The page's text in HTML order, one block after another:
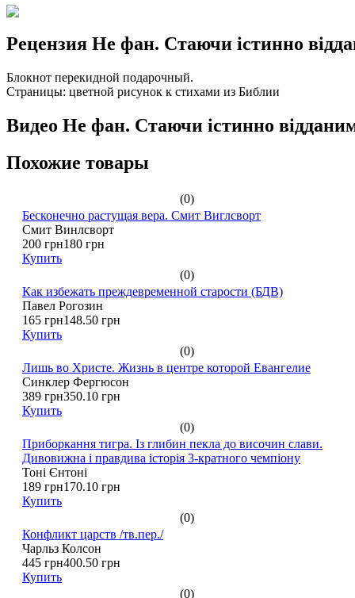
Рецензия Не фан. Стаючи істинно
Блокнот перекидной подарочный.
Страницы: цветной рисунок к стихами из Библии
Видео Не фан. Стаючи істинно
Похожие товары
(0)
Бесконечно растущая вера. Смит Виглсворт
Смит Винлсворт
200 грн180 грн
Купить
(0)
Как избежать преждевременной старости (БДВ)
Павел Рогозин
165 грн148.50 грн
Купить
(0)
Лишь во Христе. Жизнь в центре которой Евангелие
Синклер Фергюсон
389 грн350.10 грн
Купить
(0)
Приборкання тигра. Із глибин пекла до височин слави.
Дивовижна і правдива історія 3-кратного чемпіону
Тоні Єнтоні
189 грн170.10 грн
Купить
(0)
Конфликт царств /тв.пер./
Чарльз Колсон
445 грн400.50 грн
Купить
(0)